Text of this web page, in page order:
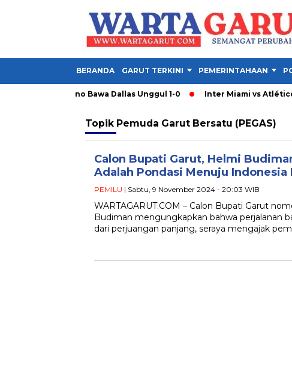
BERANDA GARUT TERKINI PEMERINTAHAAN
Moreno Bawa Dallas Unggul 1-0 Inter Miami vs Atlético
Topik Pemuda Garut Bersatu (PEGAS)
Calon Bupati Garut, Helmi
Adalah Pondasi Menuju Indonesia
PEMILU | Sabtu, 9 November 2024 - 20:03 WIB
WARTAGARUT.COM – Calon Bupati Garut
Budiman mengungkapkan bahwa perjalanan
dari perjuangan panjang, seraya mengajak